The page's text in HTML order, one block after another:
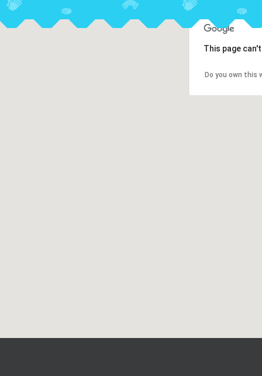
This page
Do you own this